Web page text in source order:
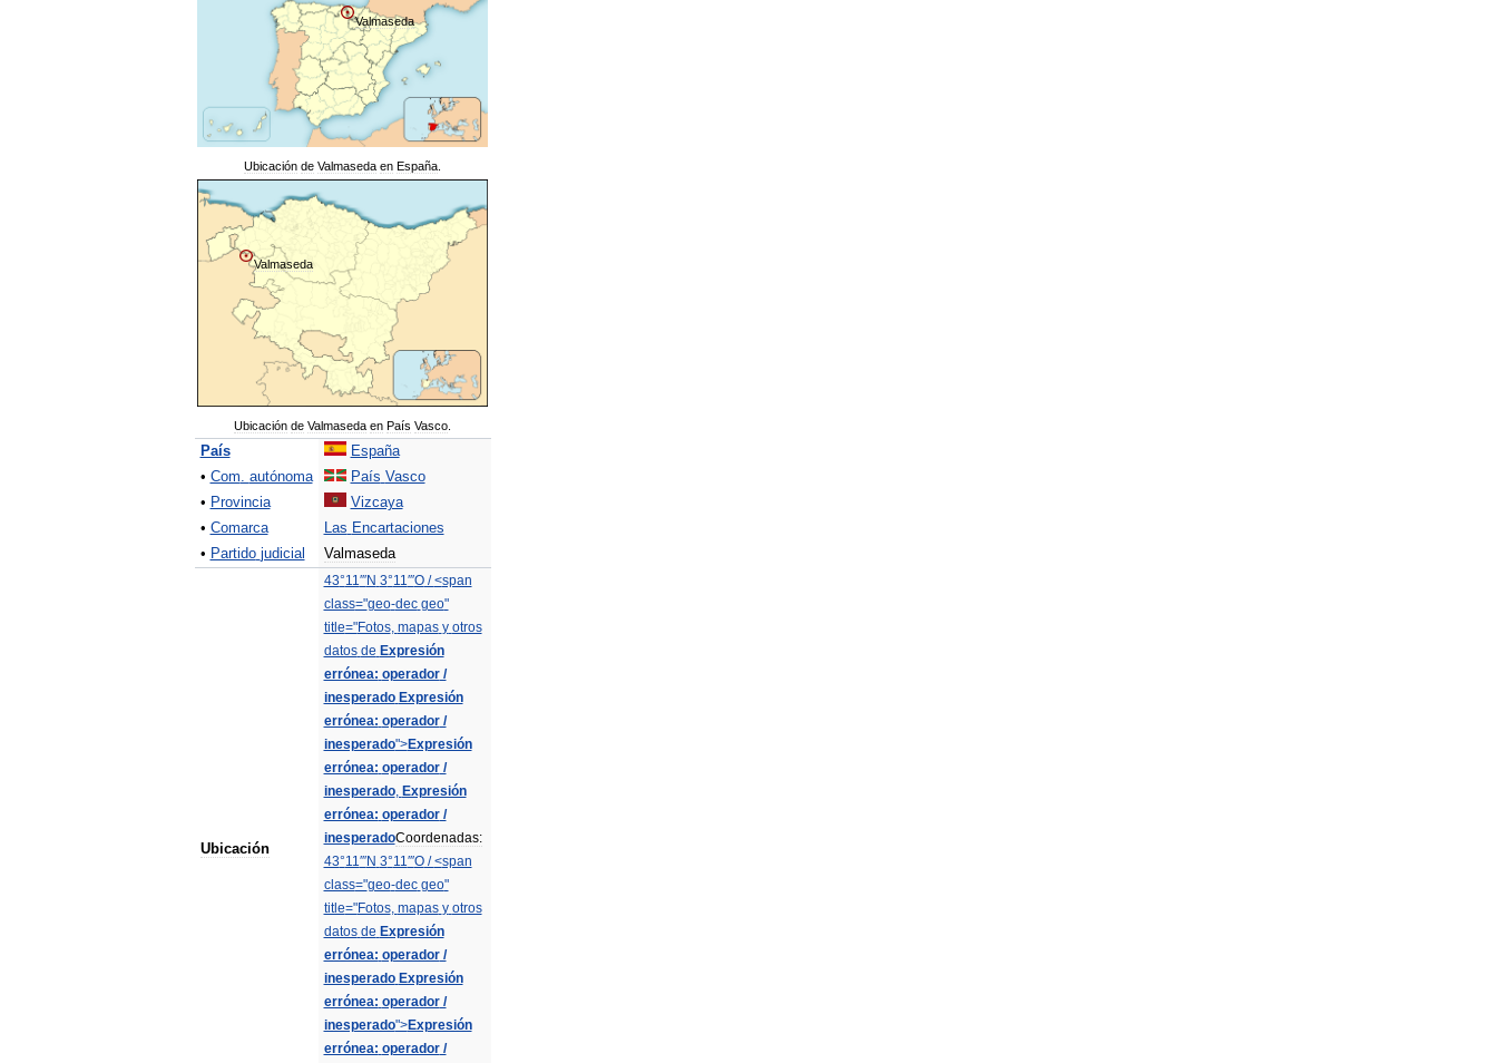
Valmaseda
Ubicación de Valmaseda en España
Valmaseda
Ubicación de Valmaseda en País Vasco
País
España
• Com. autónoma País Vasco
• Provincia
Vizcaya
• Comarca Las Encartaciones
• Partido judicial Valmaseda
Ubicación
43°11′″N 3°11′″O/<span
class="geo-dec geo"
title="Fotos, mapas y otros
datos de Expresión
errónea: operador/
inesperado Expresión
errónea: operador/
inesperado">Expresión
errónea: operador/
inesperado, Expresión
errónea: operador/
inesperadoCoordenadas:
43°11′″N 3°11′″O/<span
class="geo-dec geo"
title="Fotos, mapas y otros
datos de Expresión
errónea: operador/
inesperado Expresión
errónea: operador/
inesperado">Expresión
errónea: operador/